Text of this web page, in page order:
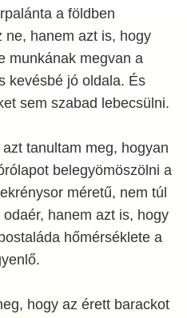
a földben
ne, hanem azt is, hogy
munkának megvan a
kevésbé jó oldala. És
sem szabad lebecsülni.
tanultam meg, hogyan
belegyömöszölni a
méretű, nem túl
hanem azt is, hogy
hőmérséklete a
hogy az érett barackot